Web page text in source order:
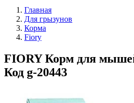
Главная
Для грызунов
Корма
Fiory
FIORY Корм для
Код g-20443